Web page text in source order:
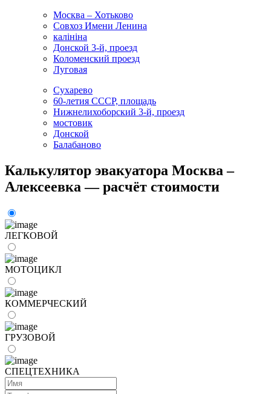
Москва – Хотьково
Совхоз Имени Ленина
калініна
Донской 3-й, проезд
Коломенский проезд
Луговая
Сухарево
60-летия СССР, площадь
Нижнелихоборский 3-й, проезд
мостовик
Донской
Балабаново
Калькулятор эвакуатора Москва –
Алексеевка — расчёт стоимости
ЛЕГКОВОЙ
МОТОЦИКЛ
КОММЕРЧЕСКИЙ
ГРУЗОВОЙ
СПЕЦТЕХНИКА